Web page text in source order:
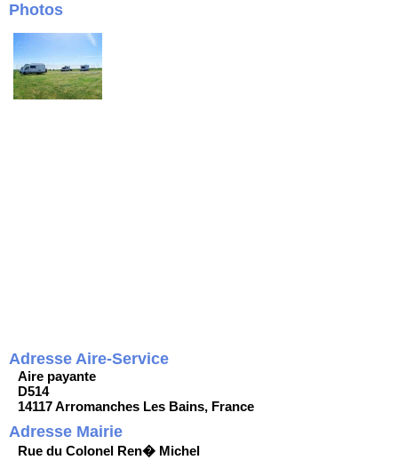
Photos
Adresse Aire-Service
Aire payante
D514
14117 Arromanches Les Bains, France
Adresse Mairie
Rue du Colonel Ren� Michel